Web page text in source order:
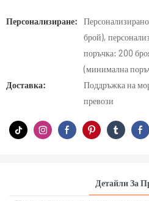
Персонализиране:
брой),
поръчка: 200
(минимална
Доставка:
Поддръжка на
превози
Детайли За